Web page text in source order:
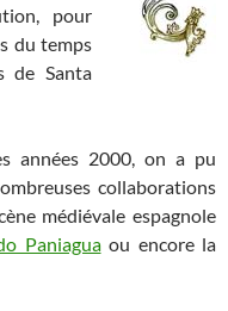
pour
du temps
de Santa
années 2000, on a pu
collaborations
médiévale espagnole
Paniaguaou encore la